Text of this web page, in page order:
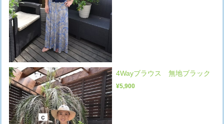
4Wayブラウス 無地ブラック
¥5,900